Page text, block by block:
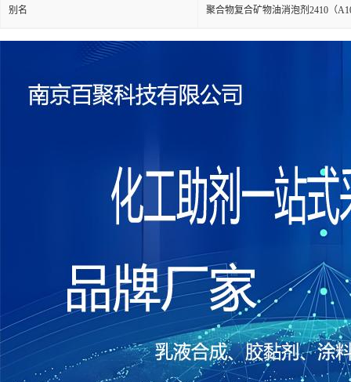
别名 聚合物复合矿物油消泡剂2410（